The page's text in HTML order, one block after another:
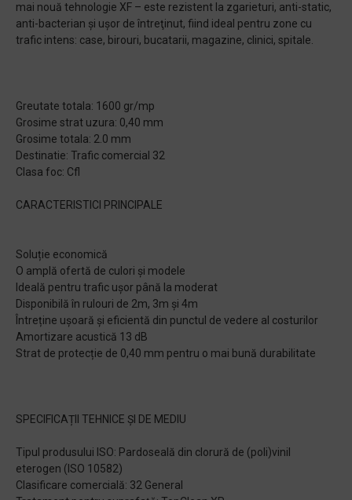
mai nouă tehnologie XF – este rezistent la zgarieturi, anti-static,
anti-bacterian şi uşor de întreţinut, fiind ideal pentru zone cu
trafic intens: case, birouri, bucatarii, magazine, clinici, spitale.
Greutate totala: 1600 gr/mp
Grosime strat uzura: 0,40 mm
Grosime totala: 2.0 mm
Destinatie: Trafic comercial 32
Clasa foc: Cfl
CARACTERISTICI PRINCIPALE
Soluție economică
O amplă ofertă de culori și modele
Ideală pentru trafic ușor până la moderat
Disponibilă în rulouri de 2m, 3m și 4m
Întreține ușoară și eficientă din punctul de vedere al costurilor
Amortizare acustică 13 dB
Strat de protecție de 0,40 mm pentru o mai bună durabilitate
SPECIFICAȚII TEHNICE ȘI DE MEDIU
Tipul produsului ISO: Pardoseală din clorură de (poli)vinil
eterogen (ISO 10582)
Clasificare comercială: 32 General